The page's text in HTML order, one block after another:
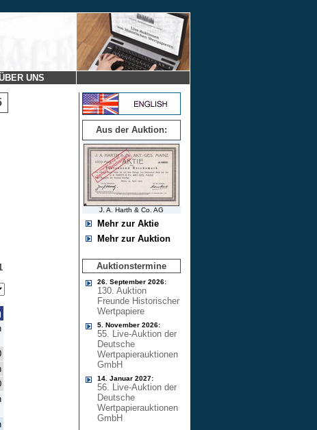
UNS
Aus der Auktion:
J. A. Harth & Co. AG
Mehr zur Aktie
Mehr zur Auktion
Auktionstermine
26. September 2026:
130. Auktion
Freunde Historischer
Wertpapiere
5. November 2026:
55. Live-Auktion der
Deutsche
Wertpapierauktionen
GmbH
14. Januar 2027:
56. Live-Auktion der
Deutsche
Wertpapierauktionen
GmbH